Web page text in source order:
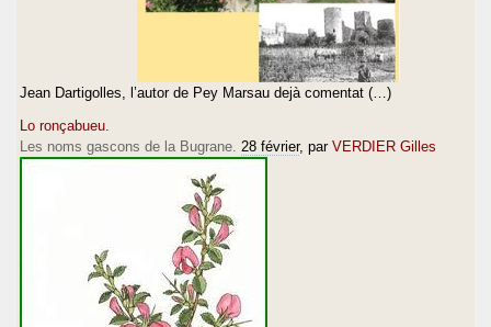
Jean Dartigolles, l’autor de Pey Marsau dejà comentat (…)
Lo ronçabueu.
Les noms gascons de la Bugrane. 28 février, par VERDIER Gilles